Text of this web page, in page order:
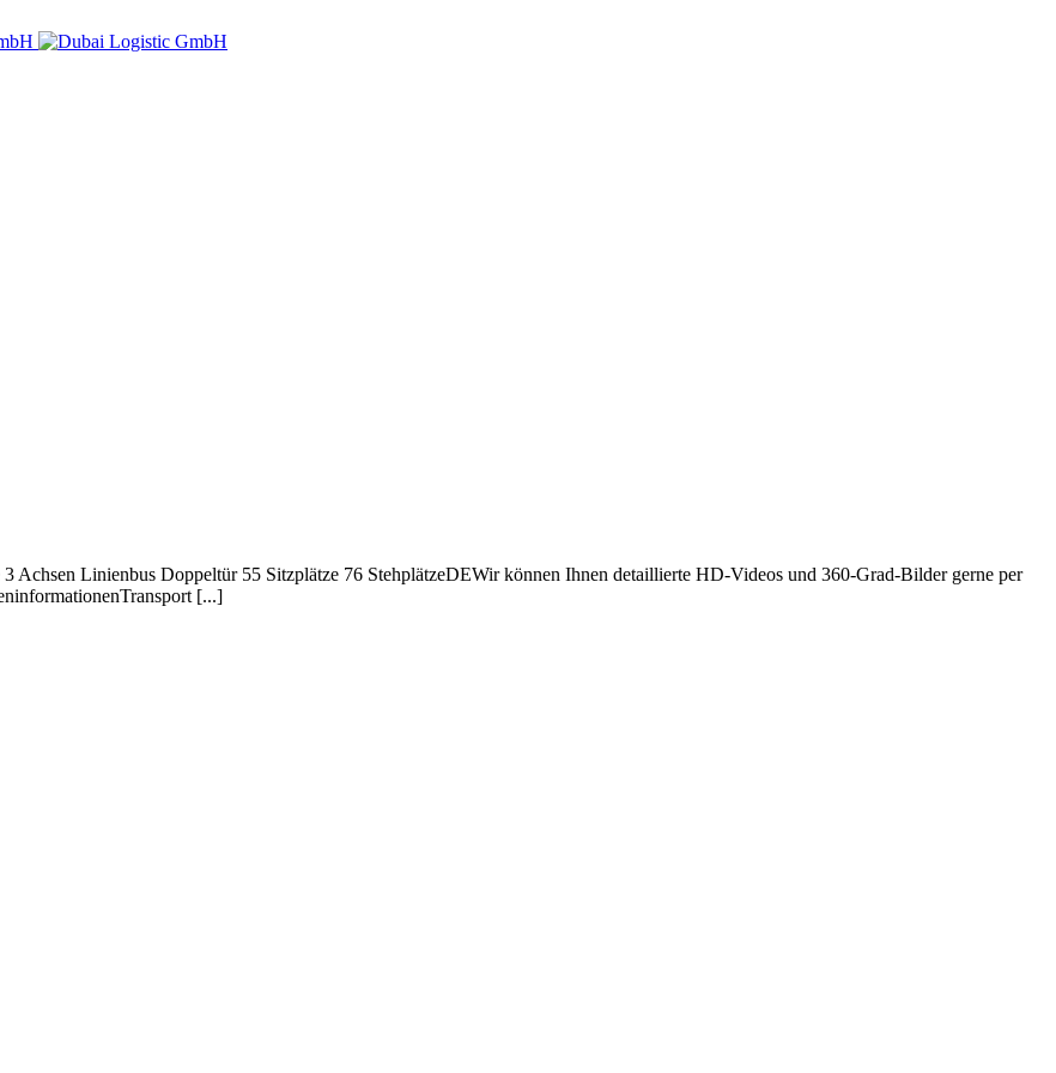
Achsen Linienbus Doppeltür 55 Sitzplätze 76 StehplätzeDEWir können Ihnen detaillierte HD-Videos und 360-Grad-Bilder gerne per
[...]